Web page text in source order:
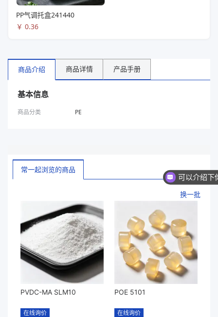
PP气调托盒241440
￥ 0.36
商品介绍 商品详情 产品手册
基本信息
商品分类 PE
常一起浏览的商品
换一批
PVDC-MA SLM10
在线询价
POE 5101
在线询价